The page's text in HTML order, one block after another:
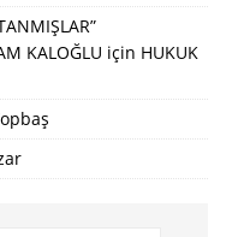
KALOĞLU için HUKUK